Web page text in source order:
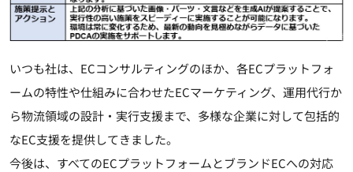
いつも社は、ECコンサルティングのほか、各ECプラットフォ
ームの特性や仕組みに合わせたECマーケティング、運用代行か
ら物流領域の設計・実行支援まで、多様な企業に対して包括的
なEC支援を提供してきました。
今後は、すべてのECプラットフォームとブランドECへの対応